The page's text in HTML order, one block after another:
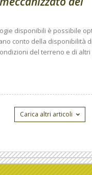
disponibili è possibile
conto della disponibilità
del terreno e di
Carica altri articoli